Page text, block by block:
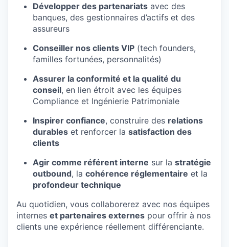
Développer des partenariats avec des
banques, des gestionnaires d’actifs et des
assureurs
Conseiller nos clients VIP (tech founders,
familles fortunées, personnalités)
Assurer la conformité et la qualité du
conseil, en lien étroit avec les équipes
Compliance et Ingénierie Patrimoniale
Inspirer confiance, construire des relations
durables et renforcer la satisfaction des
clients
Agir comme référent interne sur la stratégie
outbound, la cohérence réglementaire et la
profondeur technique
Au quotidien, vous collaborerez avec nos équipes
internes et partenaires externes pour offrir à nos
clients une expérience réellement différenciante.